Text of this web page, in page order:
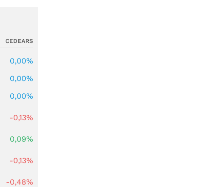
CEDEARS
0,00%
0,00%
0,00%
-0,13%
0,09%
-0,13%
-0,48%